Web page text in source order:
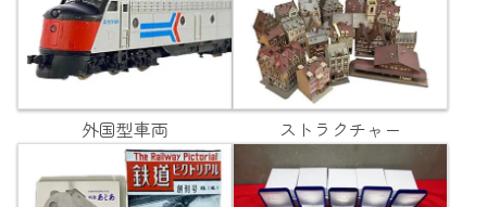
外国型車両 ストラクチャー